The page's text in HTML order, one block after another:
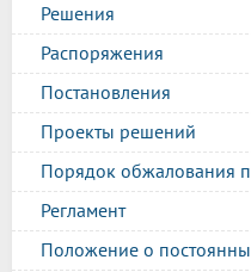
Решения
Распоряжения
Постановления
Проекты решений
Порядок обжалования
Регламент
Положение о